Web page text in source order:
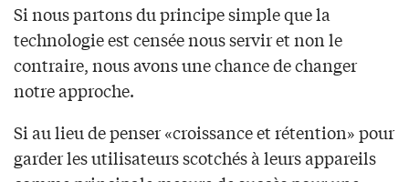
Si nous partons du principe simple que la
technologie est censée nous servir et non le
contraire, nous avons une chance de changer
notre approche.
Si au lieu de penser «croissance et rétention» pour
garder les utilisateurs scotchés à leurs appareils